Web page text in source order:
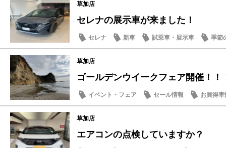
草加店
セレナの展示車が来ました！
セレナ 新車 試乗車・展示車 季節
草加店
ゴールデンウイークフェア開催！！
イベント・フェア セール情報
お買得車
営業日・店休日
草加店
エアコンの点検していますか？